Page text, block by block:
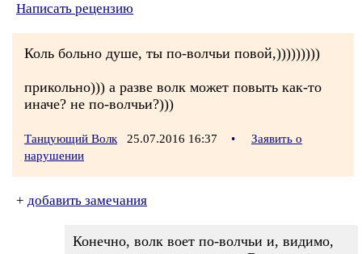
Написать рецензию
Коль больно душе, ты по-волчьи повой,)))))))))
прикольно))) а разве волк может повыть как-то
иначе? не по-волчьи?)))
Танцующий Волк 25.07.2016 16:37 •
Заявить о
нарушении
+ добавить замечания
Конечно, волк воет по-волчьи и, видимо,